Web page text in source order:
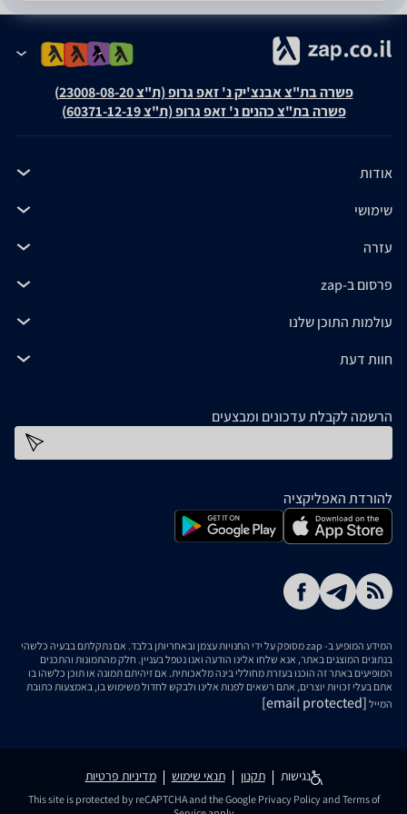
פשרה בת"צ אבנצ'יק נ' זאפ גרופ (ת"צ 23008-08-20)
פשרה בת"צ כהנים נ' זאפ גרופ (ת"צ 60371-12-19)
אודות
שימושי
עזרה
פרסום ב-zap
עולמות התוכן שלנו
חוות דעת
הרשמה לקבלת עדכונים ומבצעים
להורדת האפליקציה
המידע המופיע ב- zap מסופק על ידי החנויות עצמן ובאחריותן בלבד. אם נתקלתם בבעיה כלשהי
בנתונים המוצגים באתר, אנא שלחו אלינו הודעה ואנו נטפל בעניין. חלק מהתמונות והתכנים
המופיעים באתר זה הוכנו בעזרת מחוללי בינה מלאכותית. אם זיהיתם תמונה או תוכן כלשהו בו
אתם בעלי זכויות יוצרים, אתם רשאים לפנות אלינו ולבקש לחדול משימוש בו, באמצעות כתובת
המייל [email protected]
נגישות תקנון תנאי שימוש מדיניות פרטיות
This site is protected by reCAPTCHA and the Google Privacy Policyand Terms of